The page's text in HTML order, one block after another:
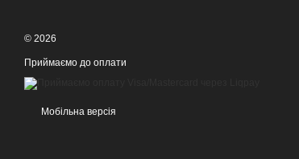
© 2026
Приймаємо до оплати
Мобільна версія